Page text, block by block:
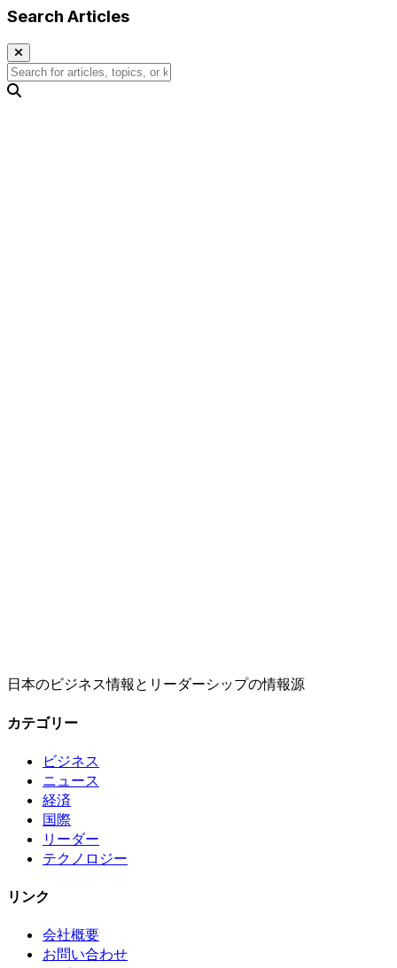
Search Articles
日本のビジネス情報とリーダーシップの情報源
カテゴリー
ビジネス
ニュース
経済
国際
リーダー
テクノロジー
リンク
会社概要
お問い合わせ